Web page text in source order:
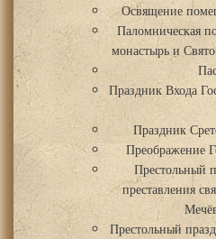
Освящение
Паломническая
монастырь и
Праздник Входа
Праздник
Преображение
Престольный
преставления
Престольный